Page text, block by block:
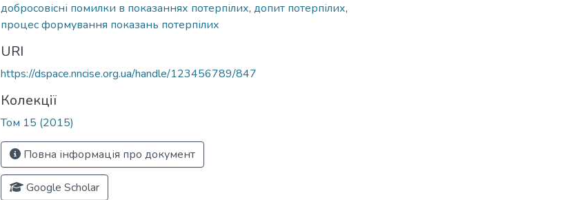
добросовісні помилки в показаннях потерпілих, допит потерпілих,
процес формування показань потерпілих
URI
https://dspace.nncise.org.ua/handle/123456789/847
Колекції
Том 15 (2015)
Повна інформація про документ
Google Scholar